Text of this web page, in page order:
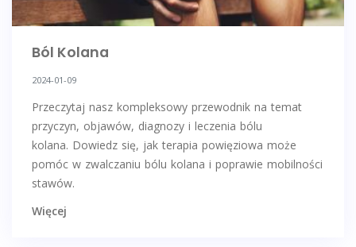
Ból Kolana
2024-01-09
Przeczytaj nasz kompleksowy przewodnik na temat
przyczyn, objawów, diagnozy i leczenia bólu
kolana. Dowiedz się, jak terapia powięziowa może
pomóc w zwalczaniu bólu kolana i poprawie mobilności
stawów.
Więcej